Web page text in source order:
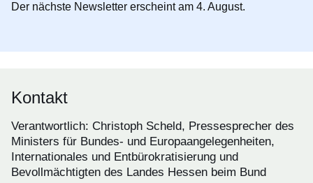
Der nächste Newsletter erscheint am 4. August.
Kontakt
Verantwortlich: Christoph Scheld, Pressesprecher des
Ministers für Bundes- und Europaangelegenheiten,
Internationales und Entbürokratisierung und
Bevollmächtigten des Landes Hessen beim Bund